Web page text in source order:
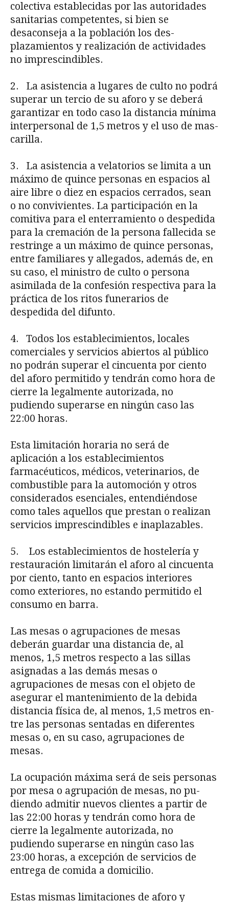
colectiva estableci­das por las autoridades
sanitarias competentes, si bien se
desaconseja a la población los des­
plazamientos y realización de actividades
no imprescindibles.
2. La asistencia a lugares de culto no podrá
superar un tercio de su aforo y se debe­rá
garantizar en todo caso la distancia mínima
interpersonal de 1,5 metros y el uso de mas­
carilla.
3. La asistencia a velatorios se limita a un
máximo de quince personas en espacios al
aire libre o diez en espacios cerrados, sean
o no convivientes. La participación en la
comi­tiva para el enterramiento o despedida
para la cremación de la persona fallecida se
restrin­ge a un máximo de quince personas,
entre familiares y allegados, además de, en
su caso, el ministro de culto o persona
asimilada de la confesión respectiva para la
práctica de los ri­tos funerarios de
despedida del difunto.
4. Todos los establecimientos, locales
comerciales y servicios abiertos al público
no podrán superar el cincuenta por ciento
del aforo permitido y tendrán como hora de
cierre la legalmente autorizada, no
pudiendo superarse en ningún caso las
22:00 horas.
Esta limitación horaria no será de
aplicación a los establecimientos
farmacéuticos, mé­dicos, veterinarios, de
combustible para la automoción y otros
considerados esenciales, en­tendiéndose
como tales aquellos que prestan o realizan
servicios imprescindibles e inapla­zables.
5. Los establecimientos de hostelería y
restauración limitarán el aforo al cincuenta
por ciento, tanto en espacios interiores
como exteriores, no estando permitido el
consumo en barra.
Las mesas o agrupaciones de mesas
deberán guardar una distancia de, al
menos, 1,5 metros respecto a las sillas
asignadas a las demás mesas o
agrupaciones de mesas con el objeto de
asegurar el mantenimiento de la debida
distancia física de, al menos, 1,5 metros en­
tre las personas sentadas en diferentes
mesas o, en su caso, agrupaciones de
mesas.
La ocupación máxima será de seis personas
por mesa o agrupación de mesas, no pu-
diendo admitir nuevos clientes a partir de
las 22:00 horas y tendrán como hora de
cierre la legalmente autorizada, no
pudiendo superarse en ningún caso las
23:00 horas, a excepción de servicios de
entrega de comida a domicilio.
Estas mismas limitaciones de aforo y